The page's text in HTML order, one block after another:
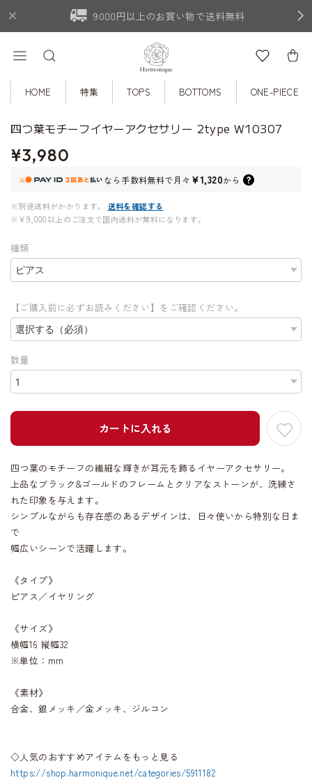
9000円以上のお買い物で送料無料
HOME 特集 TOPS BOTTOMS ONE-PIECE
四つ葉モチーフイヤーアクセサリー 2type W10307
¥3,980
なら 手数料無料で月々 ¥1,320から
※別途送料がかかります。
送料を確認する
※¥9,000以上のご注文で国内送料が無料になります。
種類
【ご購入前に必ずお読みください】をご確認ください。
数量
カートに入れる
四つ葉のモチーフの繊細な輝きが耳元を飾るイヤーアクセサリー。
上品なブラック&ゴールドのフレームとクリアなストーンが、洗練さ
れた印象を与えます。
シンプルながらも存在感のあるデザインは、日々使いから特別な日ま
で
幅広いシーンで活躍します。
《タイプ》
ピアス／イヤリング
《サイズ》
横幅16 縦幅32
※単位：mm
《素材》
合金、銀メッキ／金メッキ、ジルコン
◇人気のおすすめアイテムをもっと見る
https://shop.harmonique.net/categories/5911182